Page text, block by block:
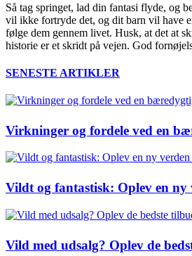
Så tag springet, lad din fantasi flyde, og
vil ikke fortryde det, og dit barn vil have
følge dem gennem livet. Husk, at det at
historie er et skridt på vejen. God
SENESTE ARTIKLER
Virkninger og fordele ved en
Vildt og fantastisk: Oplev en ny
Vild med udsalg? Oplev de